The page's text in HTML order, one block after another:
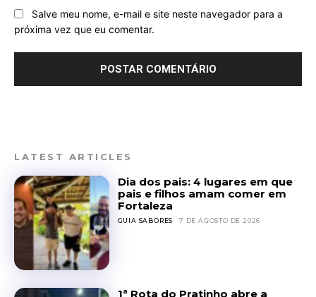
Salve meu nome, e-mail e site neste navegador para a
próxima vez que eu comentar.
LATEST ARTICLES
Dia dos pais: 4 lugares em que
pais e filhos amam comer em
Fortaleza
GUIA SABORES 7 DE AGOSTO DE 2026
1ª Rota do Pratinho abre a